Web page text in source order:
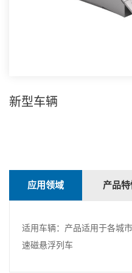
新型车辆
应用领域 产品
适用车辆：产品适用于各城
速磁悬浮列车